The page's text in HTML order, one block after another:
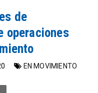
de
operaciones
EN MOVIMIENTO